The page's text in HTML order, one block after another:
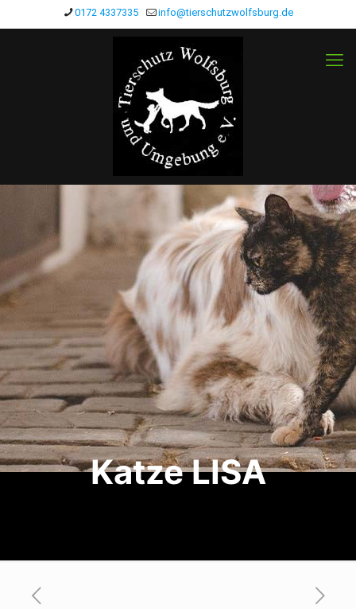
0172 4337335 info@tierschutzwolfsburg.de
Katze LISA